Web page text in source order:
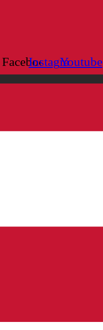
FacebookInstagramYoutube